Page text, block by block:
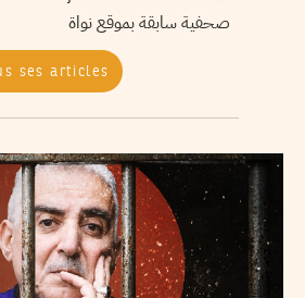
صحفية سابقة بموقع نواة
ses articles